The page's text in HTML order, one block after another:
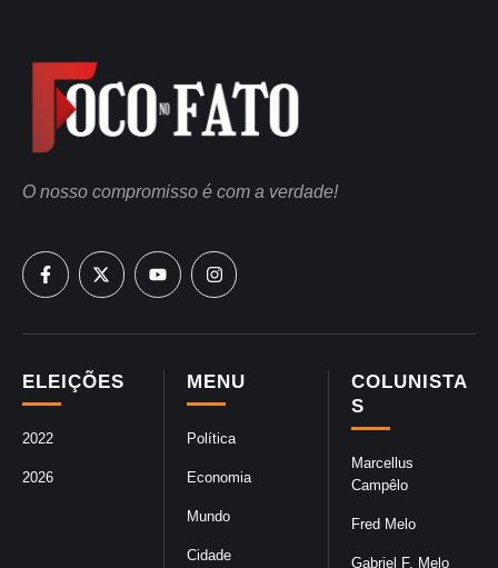
COLUNISTA
S
Marcellus
Campêlo
Fred Melo
Gabriel F. Melo
MENU
Política
Economia
Mundo
Cidade
ELEIÇÕES
2022
2026
O nosso compromisso é com a verdade!